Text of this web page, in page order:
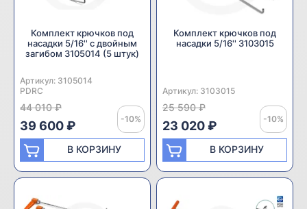
Комплект крючков под
насадки 5/16'' с двойным
загибом 3105014 (5 штук)
Артикул: 3105014
Производитель:
PDRC
44 010 ₽
-10%
39 600 ₽
В КОРЗИНУ
Комплект крючков под
насадки 5/16'' 3103015
Артикул: 3103015
Производитель:
25 590 ₽
-10%
23 020 ₽
В КОРЗИНУ